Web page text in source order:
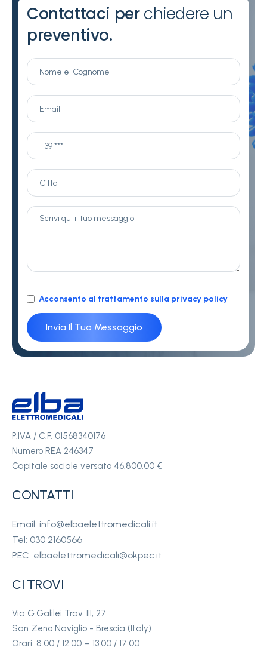
Contattaci perchiedere un
preventivo.
Acconsento al trattamento sulla privacy policy
P.IVA / C.F. 01568340176
Numero REA 246347
Capitale sociale versato 46.800,00 €
CONTATTI
Email: info@elbaelettromedicali.it
Tel: 030 2160566
PEC: elbaelettromedicali@okpec.it
CI TROVI
Via G.Galilei Trav. III, 27
San Zeno Naviglio - Brescia (Italy)
Orari: 8:00 / 12:00 – 13:00 / 17:00